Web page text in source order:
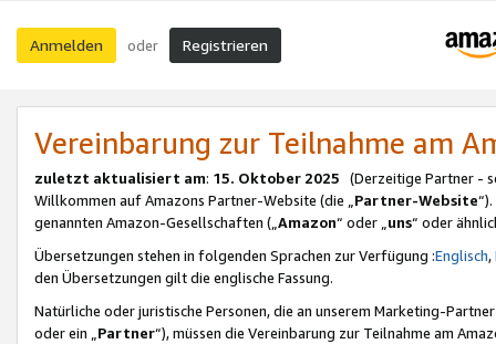
Anmelden oder Registrieren
Vereinbarung zur Teilnahme am
zuletzt aktualisiert am: 15. Oktober 2025 (Derzeitige Partner -
Willkommen auf Amazons Partner-Website (die „Partner-Website
genannten Amazon-Gesellschaften („Amazon“ oder „uns“ oder
Übersetzungen stehen in folgenden Sprachen zur Verfügung :Englisch,
den Übersetzungen gilt die englische Fassung.
Natürliche oder juristische Personen, die an unserem Marketing-
oder ein „Partner“), müssen die Vereinbarung zur Teilnahme am